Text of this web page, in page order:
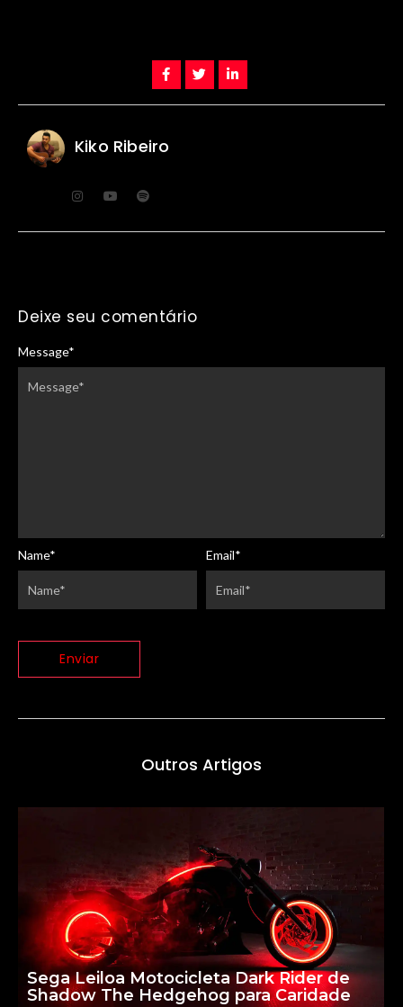
Kiko Ribeiro
Deixe seu comentário
Message*
Name* Email*
Outros Artigos
Sega Leiloa Motocicleta Dark Rider de
Shadow The Hedgehog para Caridade